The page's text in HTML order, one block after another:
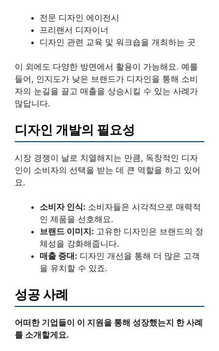
전문 디자인 에이전시
프리랜서 디자이너
디자인 관련 교육 및 워크숍을 개최하는 곳
이 외에도 다양한 방면에서 활용이 가능해요. 예를
들어, 인지도가 낮은 브랜드가 디자인을 통해 소비
자의 눈길을 끌고 매출을 상승시킬 수 있는 사례가
많답니다.
디자인 개발의 필요성
시장 경쟁이 날로 치열해지는 만큼, 독창적인 디자
인이 소비자의 선택을 받는 데 큰 역할을 하고 있어
요.
소비자 인식: 소비자들은 시각적으로 매력적
인 제품을 선호해요.
브랜드 이미지: 고유한 디자인은 브랜드의 정
체성을 강화해줍니다.
매출 증대: 디자인 개선을 통해 더 많은 고객
을 유치할 수 있죠.
성공 사례
어떠한 기업들이 이 지원을 통해 성장했는지 한 사례
를 소개할게요.